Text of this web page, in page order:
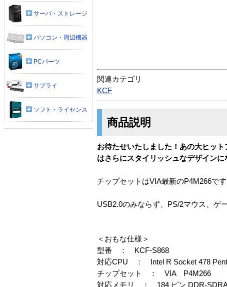
関連カテゴリ
KCF
商品説明
お待たせいたしました！あの大ヒッ
はさらにスタイリッシュなデザインに
チップセットはVIA最新のP4M266です
USB2.0のみならず、PS/2マウス、ゲ
＜おもな仕様＞
型番 ： KCF-S868
対応CPU ： Intel R Socket 478
チップセット ： VIA P4M266
対応メモリ ： 184 ピン DDR-
サーバ・ストレージ
パソコン・周辺機器
PCパーツ
サプライ
ソフト・ライセンス